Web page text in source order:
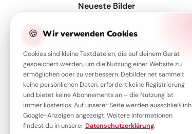
🍪 Wir verwenden Cookies
Cookies sind kleine Textdateien, die auf deinem Gerät
gespeichert werden, um die Nutzung einer Website zu
ermöglichen oder zu verbessern. Debilder.net sammelt
keine persönlichen Daten, erfordert keine Registrierung
und bietet keine Abonnements an – die Nutzung ist
immer kostenlos. Auf unserer Seite werden ausschließlich
Google-Anzeigen angezeigt. Weitere Informationen
findest du in unsererDatenschutzerklärung.
Neueste Bilder
Ein Super-Start in die Schule! Tolle Bilder für Pinterest zum Teilen.
Motivierender Schulstart für WhatsApp: Energiegeladen ins neue Schuljahr!
Moin! Klasse, dass wir uns wiederhaben – Schulstart-Spaß für Instagram